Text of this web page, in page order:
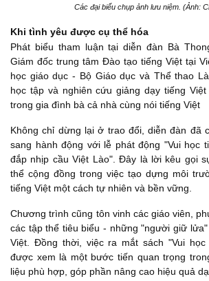
Các đại biểu chụp ảnh lưu niệm. (Ảnh:
Khi tình yêu được cụ thể hóa
Phát biểu tham luận tại diễn đàn Bà
Giám đốc trung tâm Đào tạo tiếng Việt tại
học giáo dục - Bộ Giáo dục và Thể thao
học tập và nghiên cứu giảng dạy tiếng
trong gia đình bà cả nhà cùng nói tiếng Việt
Không chỉ dừng lại ở trao đổi, diễn đàn đã
sang hành động với lễ phát động "Vui học
đắp nhịp cầu Việt Lào". Đây là lời kêu gọi
thể cộng đồng trong việc tạo dựng môi
tiếng Việt một cách tự nhiên và bền vững.
Chương trình cũng tôn vinh các giáo viên,
các tập thể tiêu biểu - những "người giữ
Việt. Đồng thời, việc ra mắt sách "Vui học
được xem là một bước tiến quan trọng
liệu phù hợp, góp phần nâng cao hiệu quả